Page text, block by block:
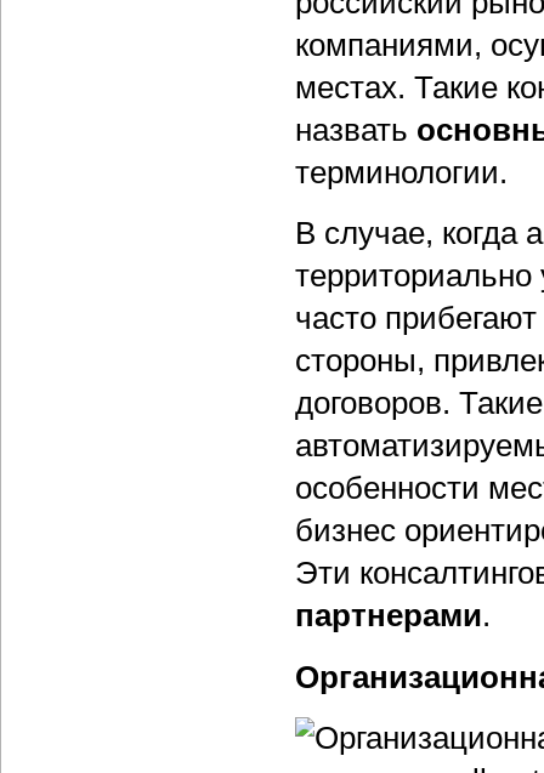
компаниями,
местах. Такие
назвать
терминологии.
В случае, когда
часто
стороны,
договоров.
особенности
бизнес
Эти
партнерами.